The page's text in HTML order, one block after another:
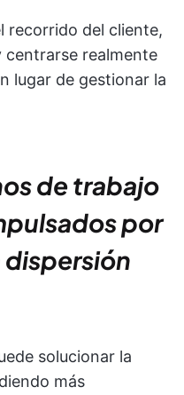
recorrido del cliente,
centrarse realmente
lugar de gestionar la
de trabajo
por
dispersión
solucionar la
más